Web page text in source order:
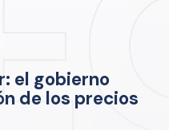
el gobierno
de los precios